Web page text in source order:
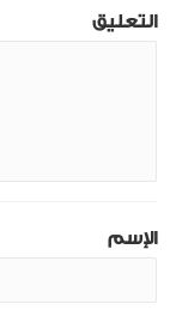
التعليق
الإسم